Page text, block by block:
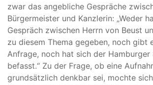
zwar das angebliche Gespräche
Bürgermeister und Kanzlerin: „Weder
Gespräch zwischen Herrn von Beust
zu diesem Thema gegeben, noch gibt
Anfrage, noch hat sich der Hamburger
befasst.“ Zu der Frage, ob eine
grundsätzlich denkbar sei, mochte